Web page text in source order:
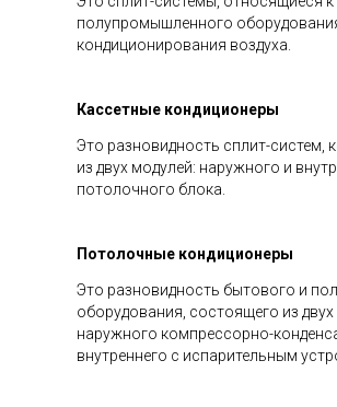
полупромышленного
кондиционирования воздуха.
Кассетные кондиционеры
Это разновидность сплит-систем,
из двух модулей: наружного и
потолочного блока.
Потолочные кондиционеры
Это разновидность бытового и
оборудования, состоящего из
наружного компрессорно-
внутреннего с испарительным